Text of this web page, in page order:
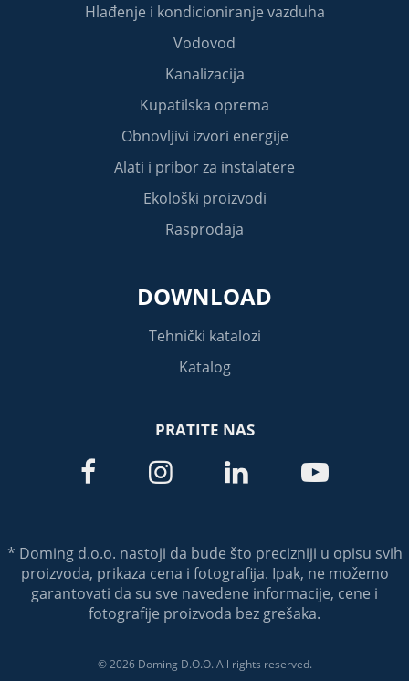
Hlađenje i kondicioniranje vazduha
Vodovod
Kanalizacija
Kupatilska oprema
Obnovljivi izvori energije
Alati i pribor za instalatere
Ekološki proizvodi
Rasprodaja
DOWNLOAD
Tehnički katalozi
Katalog
PRATITE NAS
   
* Doming d.o.o. nastoji da bude što precizniji u opisu svih
proizvoda, prikaza cena i fotografija. Ipak, ne možemo
garantovati da su sve navedene informacije, cene i
fotografije proizvoda bez grešaka.
© 2026 Doming D.O.O. All rights reserved.